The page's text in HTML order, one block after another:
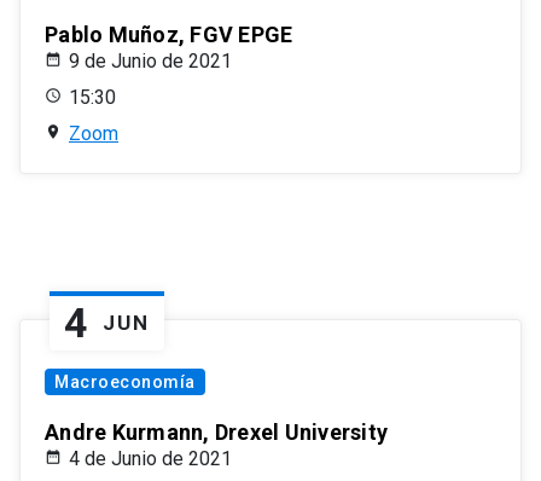
Pablo Muñoz, FGV EPGE
9 de Junio de 2021
15:30
Zoom
4 JUN
Macroeconomía
Andre Kurmann, Drexel University
4 de Junio de 2021